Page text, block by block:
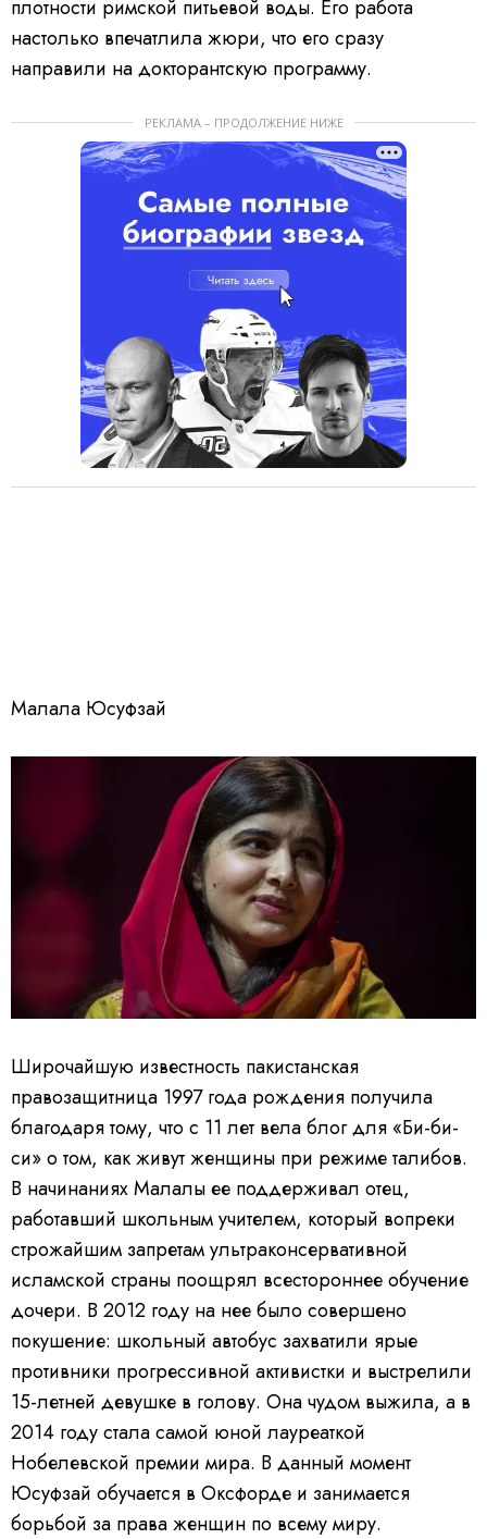
плотности римской питьевой воды. Его работа
настолько впечатлила жюри, что его сразу
направили на докторантскую программу.
РЕКЛАМА – ПРОДОЛЖЕНИЕ НИЖЕ
Малала Юсуфзай
Широчайшую известность пакистанская
правозащитница 1997 года рождения получила
благодаря тому, что с 11 лет вела блог для «Би-би-
си» о том, как живут женщины при режиме талибов.
В начинаниях Малалы ее поддерживал отец,
работавший школьным учителем, который вопреки
строжайшим запретам ультраконсервативной
исламской страны поощрял всестороннее обучение
дочери. В 2012 году на нее было совершено
покушение: школьный автобус захватили ярые
противники прогрессивной активистки и выстрелили
15-летней девушке в голову. Она чудом выжила, а в
2014 году стала самой юной лауреаткой
Нобелевской премии мира. В данный момент
Юсуфзай обучается в Оксфорде и занимается
борьбой за права женщин по всему миру.